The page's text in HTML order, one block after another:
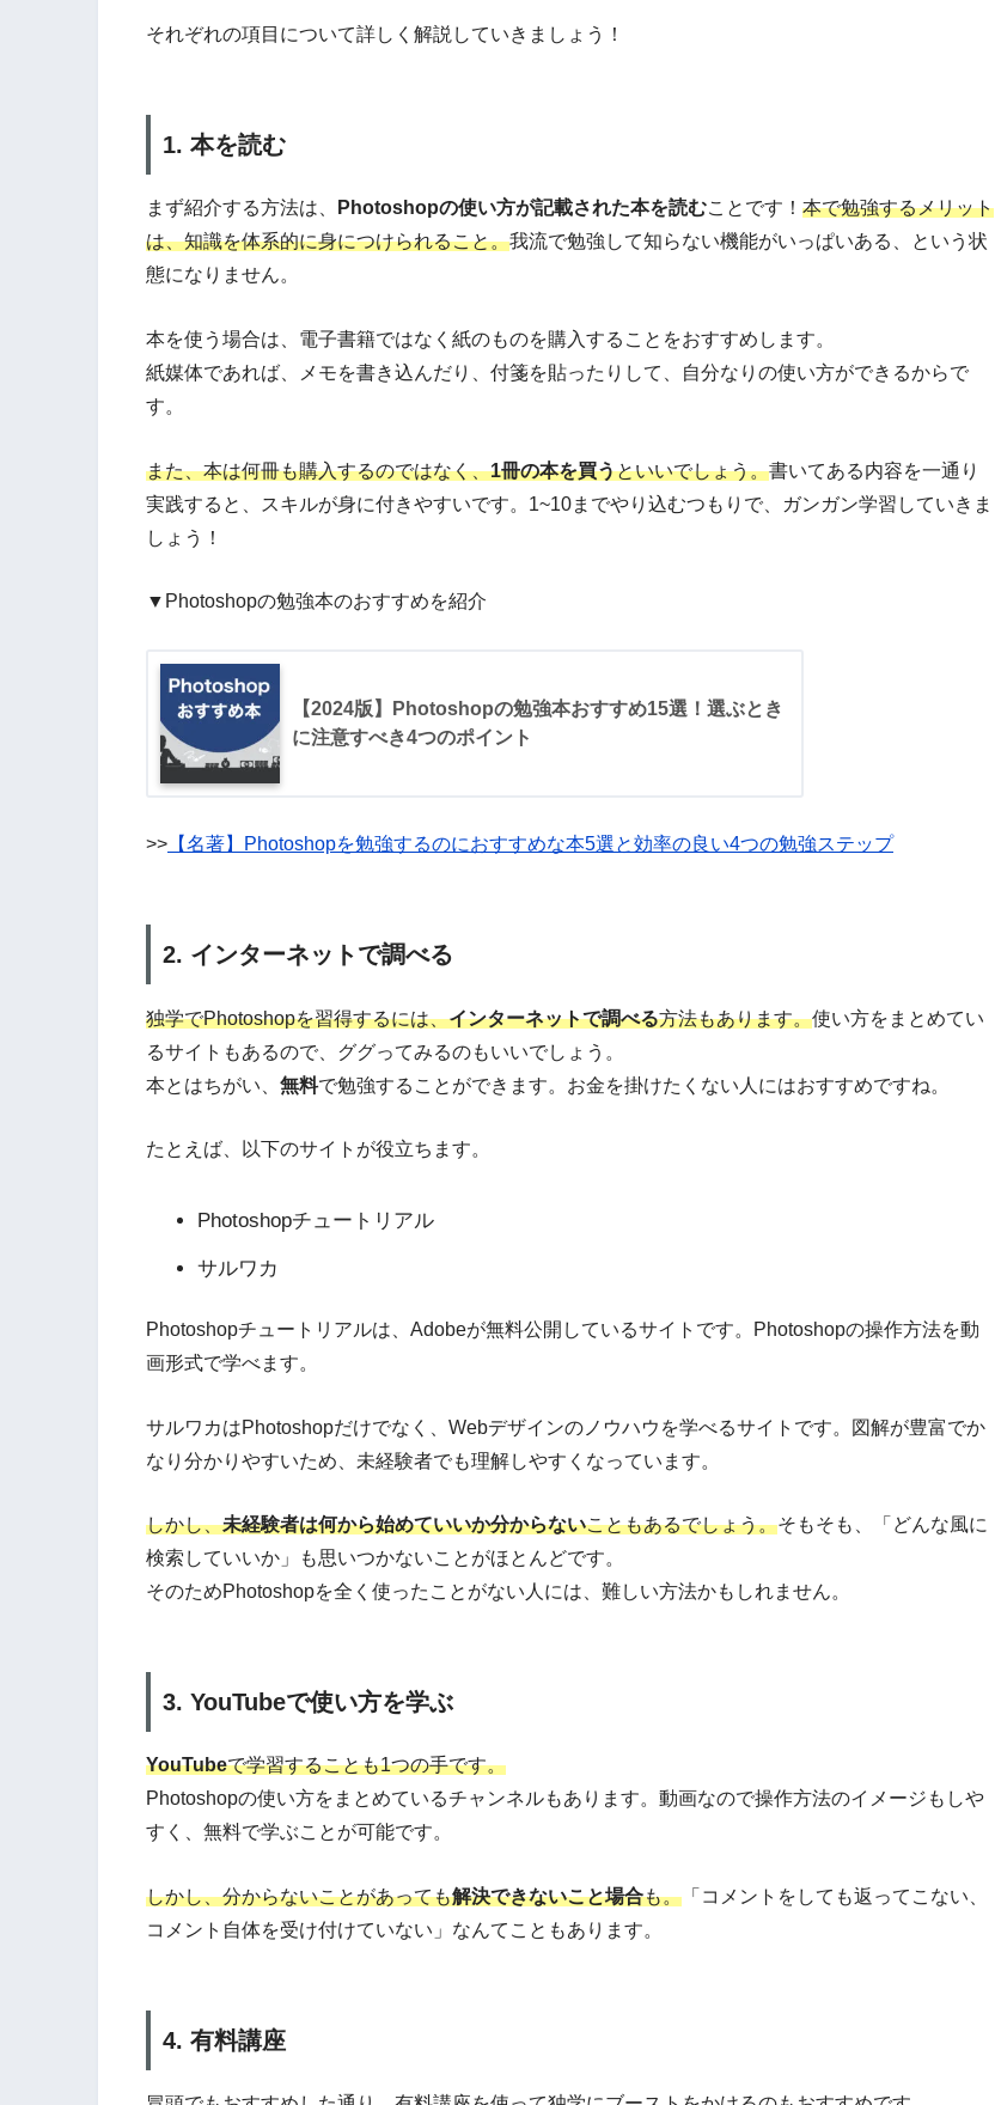
それぞれの項目について詳しく解説していきましょう！
1. 本を読む
まず紹介する方法は、 Photoshopの使い方が記載された本を読むことです！ 本で勉強するメリット
は、知識を体系的に身につけられること。我流で勉強して知らない機能がいっぱいある、という状
態になりません。
本を使う場合は、電子書籍ではなく紙のものを購入することをおすすめします。
紙媒体であれば、メモを書き込んだり、付箋を貼ったりして、自分なりの使い方ができるからで
す。
また、本は何冊も購入するのではなく、1冊の本を買うといいでしょう。書いてある内容を一通り
実践すると、スキルが身に付きやすいです。1~10までやり込むつもりで、ガンガン学習していきま
しょう！
▼Photoshopの勉強本のおすすめを紹介
【2024版】Photoshopの勉強本おすすめ15選！選ぶとき
に注意すべき4つのポイント
>> 【名著】Photoshopを勉強するのにおすすめな本5選と効率の良い4つの勉強ステップ
2. インターネットで調べる
独学でPhotoshopを習得するには、インターネットで調べる方法もあります。使い方をまとめてい
るサイトもあるので、ググってみるのもいいでしょう。
本とはちがい、 無料で勉強することができます。お金を掛けたくない人にはおすすめですね。
たとえば、以下のサイトが役立ちます。
Photoshopチュートリアル
サルワカ
Photoshopチュートリアルは、Adobeが無料公開しているサイトです。Photoshopの操作方法を動
画形式で学べます。
サルワカはPhotoshopだけでなく、Webデザインのノウハウを学べるサイトです。図解が豊富でか
なり分かりやすいため、未経験者でも理解しやすくなっています。
しかし、未経験者は何から始めていいか分からないこともあるでしょう。そもそも、「どんな風に
検索していいか」も思いつかないことがほとんどです。
そのためPhotoshopを全く使ったことがない人には、難しい方法かもしれません。
3. YouTubeで使い方を学ぶ
YouTubeで学習することも1つの手です。
Photoshopの使い方をまとめているチャンネルもあります。動画なので操作方法のイメージもしや
すく、無料で学ぶことが可能です。
しかし、分からないことがあっても解決できないこと場合も。 「コメントをしても返ってこない、
コメント自体を受け付けていない」なんてこともあります。
4. 有料講座